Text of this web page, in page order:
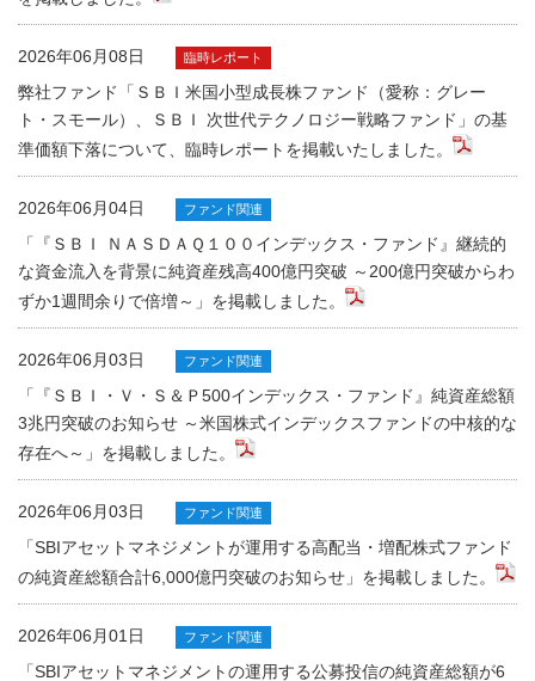
2026年06月08日 臨時レポート
弊社ファンド「ＳＢＩ米国小型成長株ファンド（愛称：グレー
ト・スモール）、ＳＢＩ 次世代テクノロジー戦略ファンド」の基
準価額下落について、臨時レポートを掲載いたしました。
2026年06月04日 ファンド関連
「『ＳＢＩ ＮＡＳＤＡＱ１００インデックス・ファンド』継続的
な資金流入を背景に純資産残高400億円突破 ～200億円突破からわ
ずか1週間余りで倍増～」を掲載しました。
2026年06月03日 ファンド関連
「『ＳＢＩ・Ｖ・Ｓ＆Ｐ500インデックス・ファンド』純資産総額
3兆円突破のお知らせ ～米国株式インデックスファンドの中核的な
存在へ～」を掲載しました。
2026年06月03日 ファンド関連
「SBIアセットマネジメントが運用する高配当・増配株式ファンド
の純資産総額合計6,000億円突破のお知らせ」を掲載しました。
2026年06月01日 ファンド関連
「SBIアセットマネジメントの運用する公募投信の純資産総額が6